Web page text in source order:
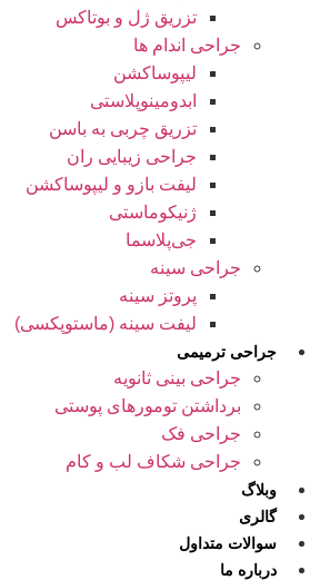
تزریق ژل و بوتاکس
جراحی اندام ها
لیپوساکشن
ابدومینوپلاستی
تزریق چربی به باسن
جراحی زیبایی ران
لیفت بازو و لیپوساکشن
ژنیکوماستی
جی‌پلاسما
جراحی سینه
پروتز سینه
لیفت سینه (ماستوپکسی)
جراحی ترمیمی
جراحی بینی ثانویه
برداشتن تومورهای پوستی
جراحی فک
جراحی شکاف لب و کام
وبلاگ
گالری
سوالات متداول
درباره ما